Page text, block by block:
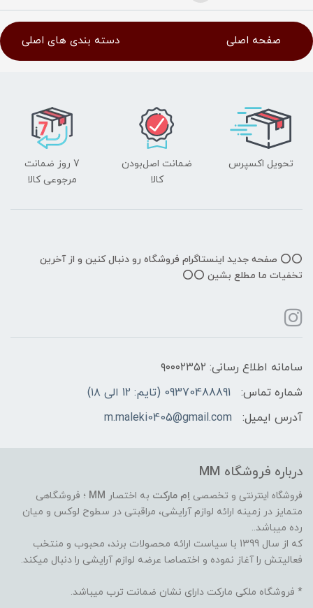
صفحه اصلی دسته بندی های اصلی
تحویل اکسپرس
ضمانت اصل‌بودن
کالا
7 روز ضمانت
مرجوعی کالا
⭕️⭕️ صفحه جدید اینستاگرام فروشگاه رو دنبال کنین و از آخرین
تخفیات ما مطلع بشین ⭕️⭕️
سامانه اطلاع رسانی: ۹۰۰۰۲۳۵۲
شماره تماس:
09370488891 (تایم: 12 الی ۱۸)
آدرس ایمیل:
m.maleki0405@gmail.com
درباره فروشگاه MM
فروشگاه اینترنتی و تخصصی اِم مارکت به اختصار MM ؛ فروشگاهی
متمایز در زمینه ارائه لوازم آرایشی، مراقبتی در سطوح لوکس و میان
رده میباشد..
که از سال 1399 با سیاست ارائه محصولات برند، محبوب و منتخب
فعالیتش را آغاز نموده و اختصاصا عرضه لوازم آرایشی را دنبال میکند.
* فروشگاه ملکی مارکت دارای نشان ضمانت ترب میباشد.